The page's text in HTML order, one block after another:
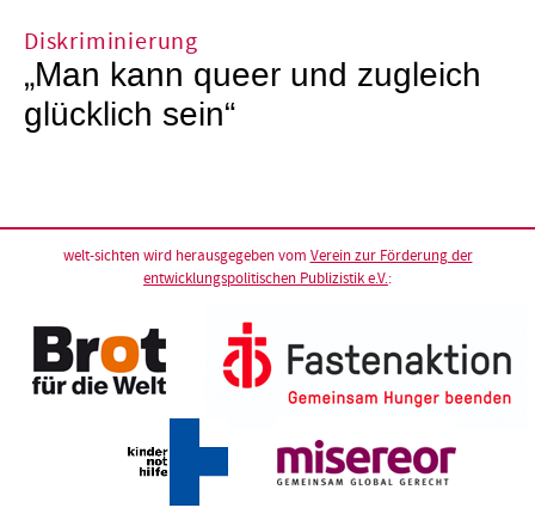
Diskriminierung
„Man kann queer und zugleich
glücklich sein“
welt-sichten wird herausgegeben vom Verein zur Förderung der
entwicklungspolitischen Publizistik e.V.: